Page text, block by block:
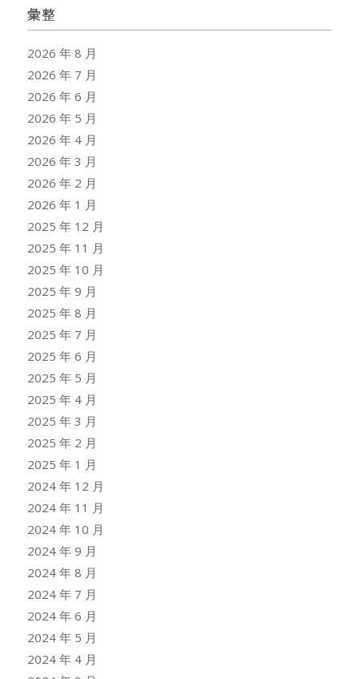
彙整
2026 年 8 月
2026 年 7 月
2026 年 6 月
2026 年 5 月
2026 年 4 月
2026 年 3 月
2026 年 2 月
2026 年 1 月
2025 年 12 月
2025 年 11 月
2025 年 10 月
2025 年 9 月
2025 年 8 月
2025 年 7 月
2025 年 6 月
2025 年 5 月
2025 年 4 月
2025 年 3 月
2025 年 2 月
2025 年 1 月
2024 年 12 月
2024 年 11 月
2024 年 10 月
2024 年 9 月
2024 年 8 月
2024 年 7 月
2024 年 6 月
2024 年 5 月
2024 年 4 月